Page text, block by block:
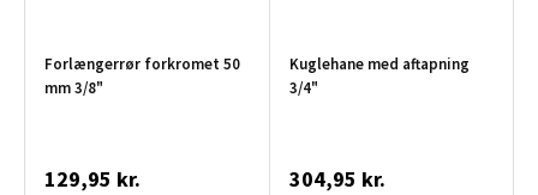
Forlængerrør forkromet 50
mm 3/8"
129,95 kr.
Kuglehane med aftapning
3/4"
304,95 kr.